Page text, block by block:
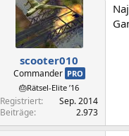
i
o
scooter010
Commander PRO
🎂Rätsel-Elite ’16
Registriert
Sep. 2014
Beiträge
2.973